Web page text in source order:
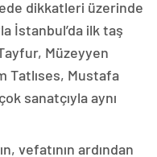
dikkatleri üzerinde
İstanbul’da ilk taş
Müzeyyen
Tatlıses, Mustafa
sanatçıyla aynı
vefatının ardından